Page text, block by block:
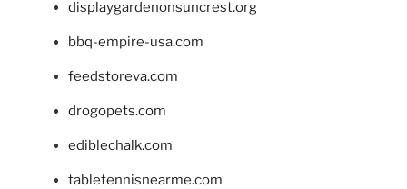
displaygardenonsuncrest.org
bbq-empire-usa.com
feedstoreva.com
drogopets.com
ediblechalk.com
tabletennisnearme.com